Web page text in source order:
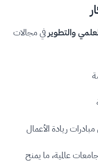
والتطوير في مجالات
ريادة الأعمال
عالمية، ما يمنح